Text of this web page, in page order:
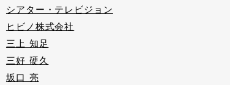
シアター・テレビジョン
ヒビノ株式会社
三上 知足
三好 硬久
坂口 亮